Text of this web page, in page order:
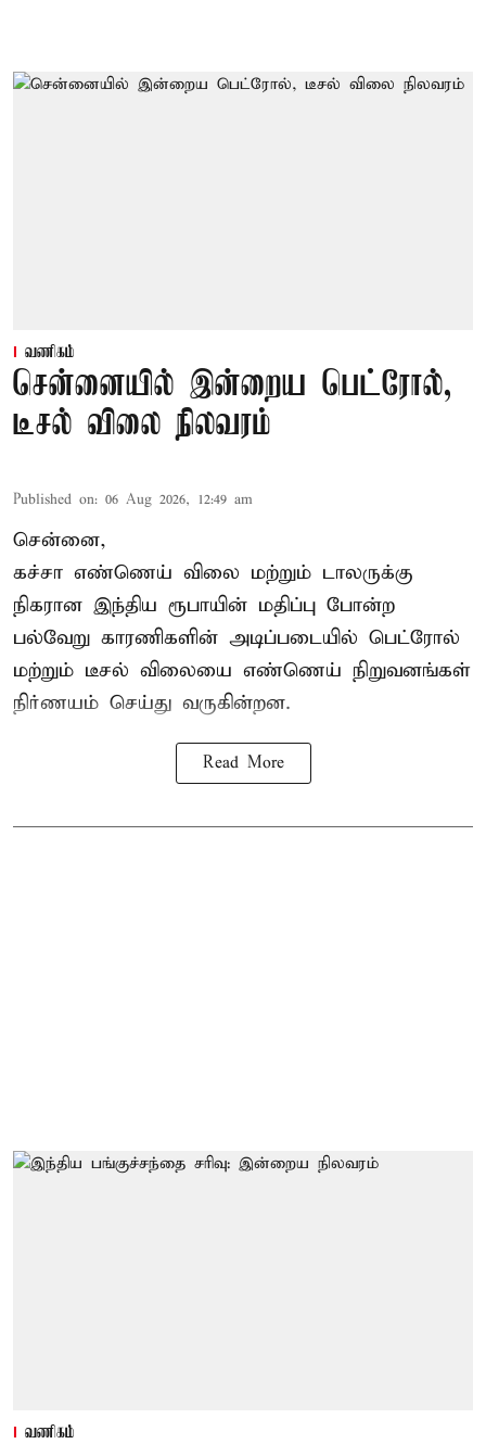
வணிகம்
சென்னையில் இன்றைய பெட்ரோல்,
டீசல் விலை நிலவரம்
Published on: 06 Aug 2026, 12:49 am
சென்னை,
கச்சா எண்ணெய் விலை மற்றும் டாலருக்கு
நிகரான இந்திய ரூபாயின் மதிப்பு போன்ற
பல்வேறு காரணிகளின் அடிப்படையில் பெட்ரோல்
மற்றும் டீசல் விலையை எண்ணெய் நிறுவனங்கள்
நிர்ணயம் செய்து வருகின்றன.
Read More
வணிகம்